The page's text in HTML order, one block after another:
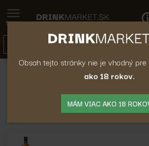
Obsah tejto stránky nie je vhodný pre
ako 18 rokov.
MÁM VIAC AKO 18
Menu